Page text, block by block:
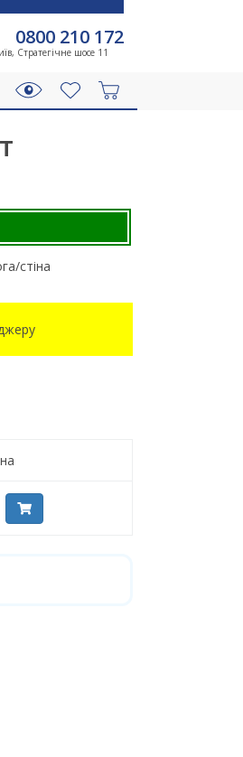
0800 210 172
Стратегічне шосе 11
стіна